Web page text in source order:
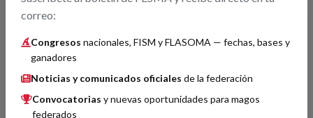
Invención o perfeccionamiento Histórico
1 Mago Emiliano
2 Rubén Vilagrand
correo:
Congresos nacionales, FISM y FLASOMA — fechas, bases y
ganadores
Noticias y comunicados oficiales de la federación
Convocatorias y nuevas oportunidades para magos
federados